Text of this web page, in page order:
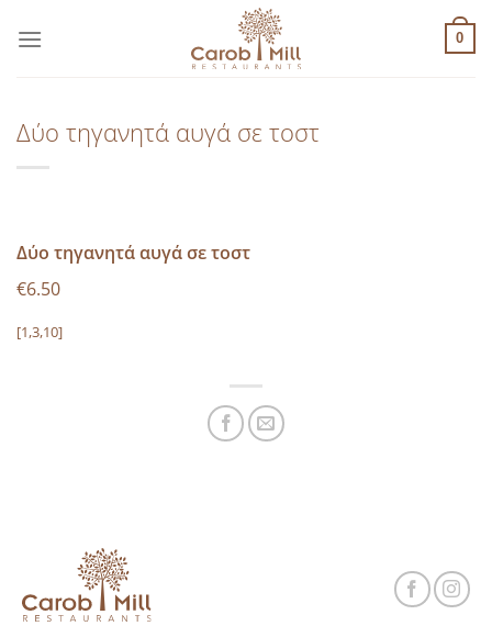
στο
0
Δύο τηγανητά αυγά σε τoστ
Δύο τηγανητά αυγά σε τoστ
€6.50
[1,3,10]